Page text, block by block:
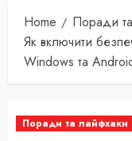
Home
Поради
Як включити
Windows та
Поради та лайфхаки